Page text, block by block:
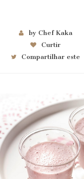
by Chef Kaka
Curtir
Compartilhar este